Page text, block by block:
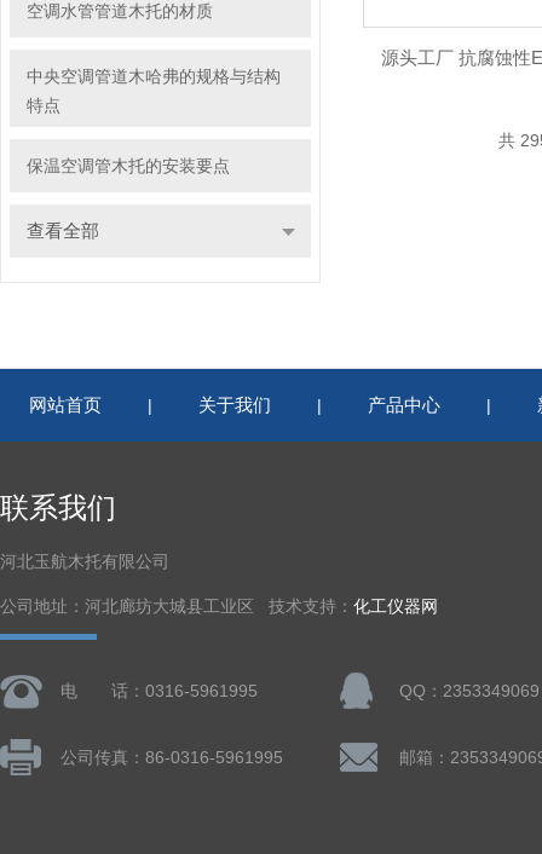
空调水管管道木托的材质
中央空调管道木哈弗的规格与结构
特点
保温空调管木托的安装要点
查看全部
源头工厂 抗腐蚀性
共
网站首页 | 关于我们 | 产品中心 |
联系我们
河北玉航木托有限公司
公司地址：河北廊坊大城县工业区 技术支持： 化工仪器网
电 话：0316-5961995 QQ：2353349069
公司传真：86-0316-5961995 邮箱：